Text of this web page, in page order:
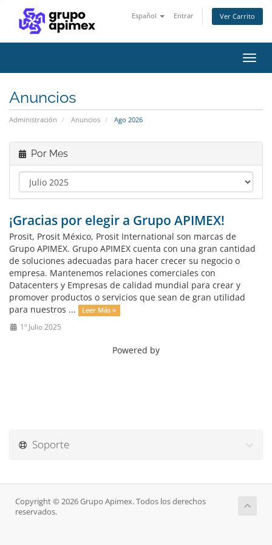
Español Entrar Ver Carrito
Anuncios
Administración Anuncios Ago 2026
Por Mes
¡Gracias por elegir a Grupo APIMEX!
Prosit, Prosit México, Prosit International son marcas de
Grupo APIMEX. Grupo APIMEX cuenta con una gran cantidad
de soluciones adecuadas para hacer crecer su negocio o
empresa. Mantenemos relaciones comerciales con
Datacenters y Empresas de calidad mundial para crear y
promover productos o servicios que sean de gran utilidad
para nuestros ...
Leer Más »
1º Julio 2025
Powered by
Soporte
Copyright © 2026 Grupo Apimex. Todos los derechos
reservados.